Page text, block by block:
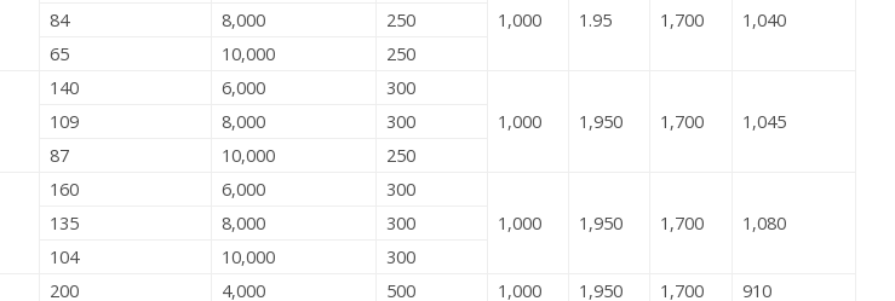
1,000
1.95 1,700 1,040
84 8,000
250
65 10,000
250
140 6,000
300
1,000
1,950 1,700 1,045
109 8,000
300
87 10,000
250
160 6,000
300
1,000
1,950 1,700 1,080
135 8,000
300
104 10,000
300
200 4,000 500 1,000 1,950 1,700
910